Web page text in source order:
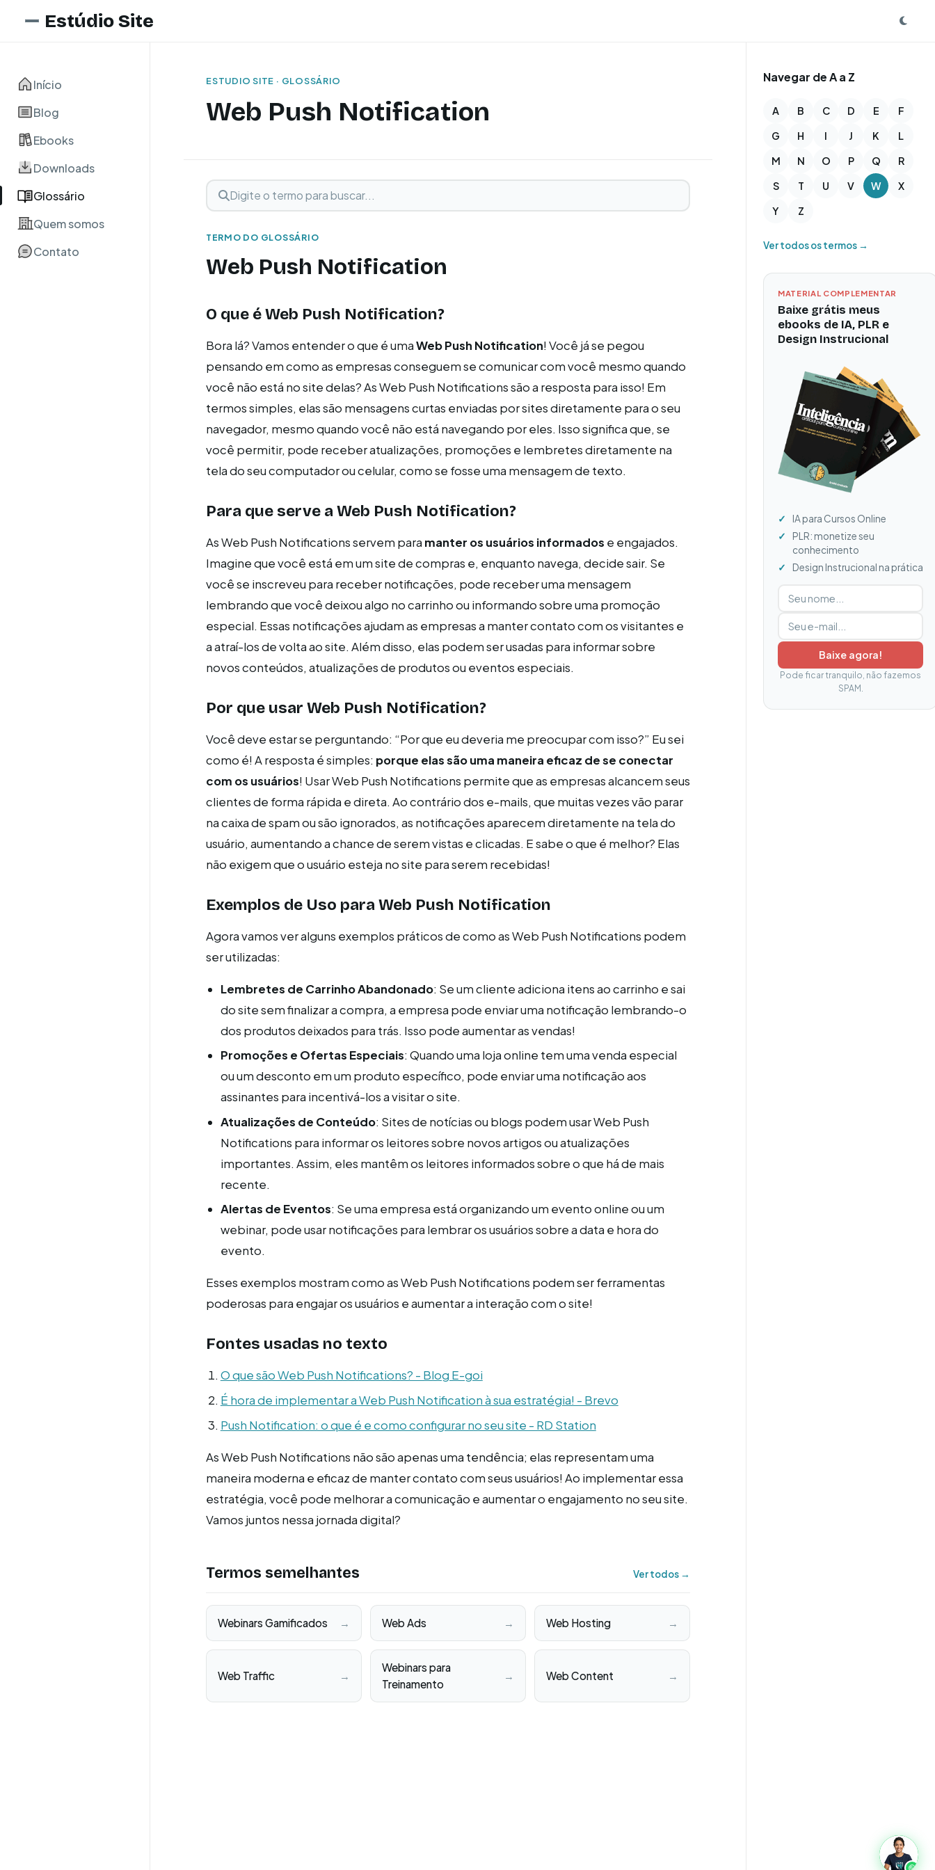
Estúdio Site
Início
Blog
Ebooks
Downloads
Glossário
Quem somos
Contato
ESTUDIO SITE · GLOSSÁRIO
Web Push Notification
Buscar termo
Digite o termo para buscar
TERMO DO GLOSSÁRIO
Web Push Notification
O que é Web Push Notification?
Bora lá? Vamos entender o que é umaWeb Push Notification! Você já se pegou
pensando em como as empresas conseguem se comunicar com você mesmo quando
você não está no site delas? As Web Push Notifications são a resposta para isso! Em
termos simples, elas são mensagens curtas enviadas por sites diretamente para o seu
navegador, mesmo quando você não está navegando por eles. Isso significa que, se
você permitir, pode receber atualizações, promoções e lembretes diretamente na
tela do seu computador ou celular, como se fosse uma mensagem de texto.
Para que serve a Web Push Notification?
As Web Push Notifications servem para manter os usuários informados e engajados.
Imagine que você está em um site de compras e, enquanto navega, decide sair. Se
você se inscreveu para receber notificações, pode receber uma mensagem
lembrando que você deixou algo no carrinho ou informando sobre uma promoção
especial. Essas notificações ajudam as empresas a manter contato com os visitantes e
a atraí-los de volta ao site. Além disso, elas podem ser usadas para informar sobre
novos conteúdos, atualizações de produtos ou eventos especiais.
Por que usar Web Push Notification?
Você deve estar se perguntando: “Por que eu deveria me preocupar com isso?” Eu sei
como é! A resposta é simples: porque elas são uma maneira eficaz de se conectar
com os usuários! Usar Web Push Notifications permite que as empresas alcancem seus
clientes de forma rápida e direta. Ao contrário dos e-mails, que muitas vezes vão parar
na caixa de spam ou são ignorados, as notificações aparecem diretamente na tela do
usuário, aumentando a chance de serem vistas e clicadas. E sabe o que é melhor? Elas
não exigem que o usuário esteja no site para serem recebidas!
Exemplos de Uso para Web Push Notification
Agora vamos ver alguns exemplos práticos de como as Web Push Notifications podem
ser utilizadas:
Lembretes de Carrinho Abandonado: Se um cliente adiciona itens ao carrinho e sai
do site sem finalizar a compra, a empresa pode enviar uma notificação lembrando-o
dos produtos deixados para trás. Isso pode aumentar as vendas!
Promoções e Ofertas Especiais: Quando uma loja online tem uma venda especial
ou um desconto em um produto específico, pode enviar uma notificação aos
assinantes para incentivá-los a visitar o site.
Atualizações de Conteúdo: Sites de notícias ou blogs podem usar Web Push
Notifications para informar os leitores sobre novos artigos ou atualizações
importantes. Assim, eles mantêm os leitores informados sobre o que há de mais
recente.
Alertas de Eventos: Se uma empresa está organizando um evento online ou um
webinar, pode usar notificações para lembrar os usuários sobre a data e hora do
evento.
Esses exemplos mostram como as Web Push Notifications podem ser ferramentas
poderosas para engajar os usuários e aumentar a interação com o site!
Fontes usadas no texto
O que são Web Push Notifications? - Blog E-goi
É hora de implementar a Web Push Notification à sua estratégia! - Brevo
Push Notification: o que é e como configurar no seu site - RD Station
As Web Push Notifications não são apenas uma tendência; elas representam uma
maneira moderna e eficaz de manter contato com seus usuários! Ao implementar essa
estratégia, você pode melhorar a comunicação e aumentar o engajamento no seu site.
Vamos juntos nessa jornada digital?
Termos semelhantes Ver todos →
Webinars Gamificados → Web Ads → Web Hosting →
Web Traffic →
Webinars para
Treinamento
→ Web Content →
Navegar de A a Z
A B C D E
F
G
H I J K
L
M
N O P Q
R
S
T U V W
X
Y
Z
Ver todos os termos →
MATERIAL COMPLEMENTAR
Baixe grátis meus
ebooks de IA, PLR e
Design Instrucional
IA para Cursos Online
PLR: monetize seu
conhecimento
Design Instrucional na prática
Digite seu nome
Digite seu e-mail
Baixe agora!
Pode ficar tranquilo, não fazemos
SPAM.